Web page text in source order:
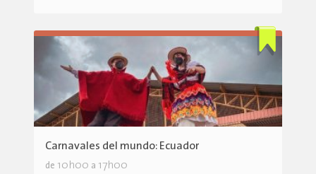
Carnavales del mundo: Ecuador
de 10h00 a 17h00